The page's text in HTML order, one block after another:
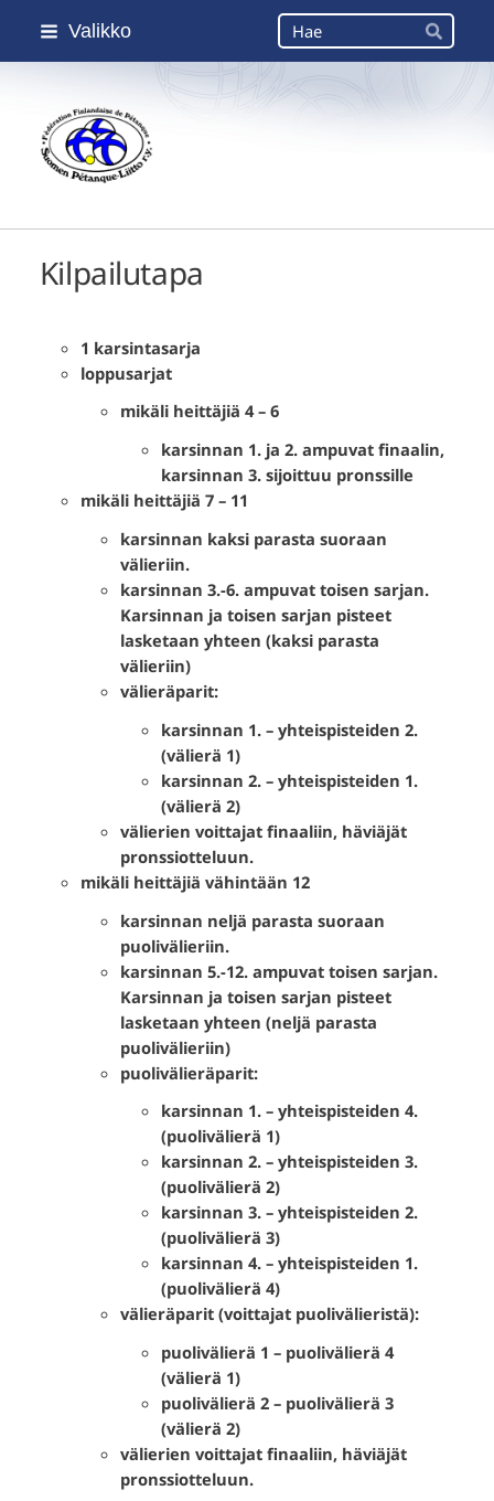
Siirry
Valikko Haku
Hae
Suomen Petanque-Liitto
Kilpailutapa
1 karsintasarja
loppusarjat
mikäli heittäjiä 4 – 6
karsinnan 1. ja 2. ampuvat finaalin,
karsinnan 3. sijoittuu pronssille
mikäli heittäjiä 7 – 11
karsinnan kaksi parasta suoraan
välieriin.
karsinnan 3.-6. ampuvat toisen sarjan.
Karsinnan ja toisen sarjan pisteet
lasketaan yhteen (kaksi parasta
välieriin)
välieräparit:
karsinnan 1. – yhteispisteiden 2.
(välierä 1)
karsinnan 2. – yhteispisteiden 1.
(välierä 2)
välierien voittajat finaaliin, häviäjät
pronssiotteluun.
mikäli heittäjiä vähintään 12
karsinnan neljä parasta suoraan
puolivälieriin.
karsinnan 5.-12. ampuvat toisen sarjan.
Karsinnan ja toisen sarjan pisteet
lasketaan yhteen (neljä parasta
puolivälieriin)
puolivälieräparit:
karsinnan 1. – yhteispisteiden 4.
(puolivälierä 1)
karsinnan 2. – yhteispisteiden 3.
(puolivälierä 2)
karsinnan 3. – yhteispisteiden 2.
(puolivälierä 3)
karsinnan 4. – yhteispisteiden 1.
(puolivälierä 4)
välieräparit (voittajat puolivälieristä):
puolivälierä 1 – puolivälierä 4
(välierä 1)
puolivälierä 2 – puolivälierä 3
(välierä 2)
välierien voittajat finaaliin, häviäjät
pronssiotteluun.